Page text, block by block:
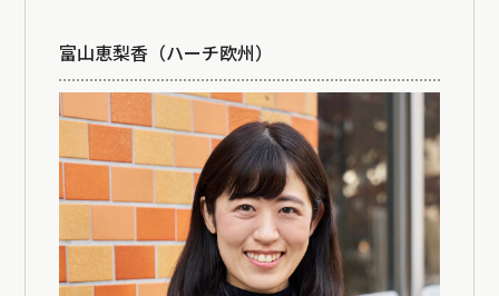
富山恵梨香（ハーチ欧州）